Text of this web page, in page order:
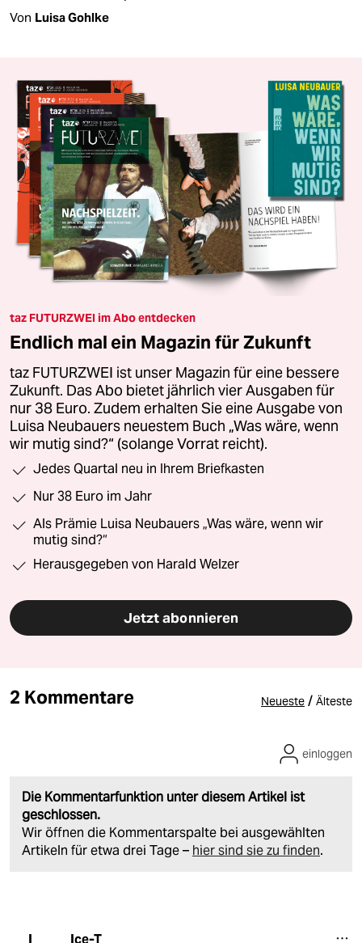
Von Luisa Gohlke
taz FUTURZWEI im Abo entdecken
Endlich mal ein Magazin für Zukunft
taz FUTURZWEI ist unser Magazin für eine bessere
Zukunft. Das Abo bietet jährlich vier Ausgaben für
nur 38 Euro. Zudem erhalten Sie eine Ausgabe von
Luisa Neubauers neuestem Buch „Was wäre, wenn
wir mutig sind?“ (solange Vorrat reicht).
Jedes Quartal neu in Ihrem Briefkasten
Nur 38 Euro im Jahr
Als Prämie Luisa Neubauers „Was wäre, wenn wir
mutig sind?“
Herausgegeben von Harald Welzer
Jetzt abonnieren
2 Kommentare Neueste / Älteste
Die Kommentarfunktion unter diesem Artikel ist
geschlossen.
Wir öffnen die Kommentarspalte bei ausgewählten
Artikeln für etwa drei Tage – hier sind sie zu finden.
einloggen
I Ice-T